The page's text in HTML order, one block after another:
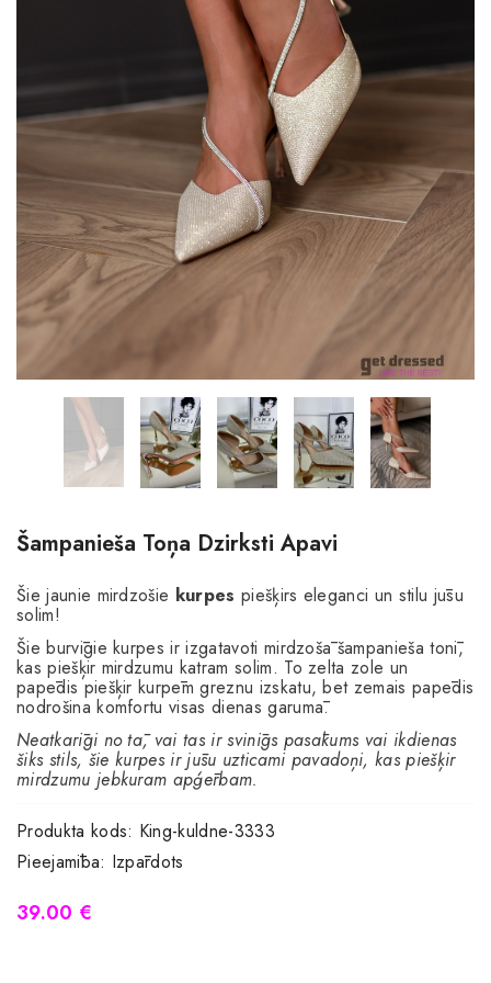
Šampanieša Toņa Dzirksti Apavi
Šie jaunie mirdzošie kurpes piešķirs eleganci un stilu jūsu
solim!
Šie burvīgie kurpes ir izgatavoti mirdzošā šampanieša tonī,
kas piešķir mirdzumu katram solim. To zelta zole un
papēdis piešķir kurpēm greznu izskatu, bet zemais papēdis
nodrošina komfortu visas dienas garumā.
Neatkarīgi no tā, vai tas ir svinīgs pasākums vai ikdienas
šiks stils, šie kurpes ir jūsu uzticami pavadoņi, kas piešķir
mirdzumu jebkuram apģērbam.
Produkta kods: King-kuldne-3333
Pieejamība: Izpārdots
39.00 €